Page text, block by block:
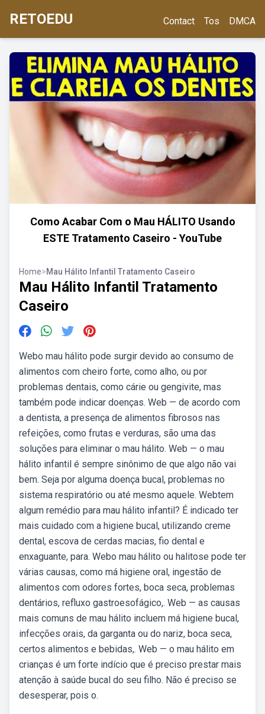
RETOEDU Contact Tos DMCA
Como Acabar Com o Mau HÁLITO Usando
ESTE Tratamento Caseiro - YouTube
Home>Mau Hálito Infantil Tratamento Caseiro
Mau Hálito Infantil Tratamento
Caseiro
Webo mau hálito pode surgir devido ao consumo de
alimentos com cheiro forte, como alho, ou por
problemas dentais, como cárie ou gengivite, mas
também pode indicar doenças. Web — de acordo com
a dentista, a presença de alimentos fibrosos nas
refeições, como frutas e verduras, são uma das
soluções para eliminar o mau hálito. Web — o mau
hálito infantil é sempre sinônimo de que algo não vai
bem. Seja por alguma doença bucal, problemas no
sistema respiratório ou até mesmo aquele. Webtem
algum remédio para mau hálito infantil? É indicado ter
mais cuidado com a higiene bucal, utilizando creme
dental, escova de cerdas macias, fio dental e
enxaguante, para. Webo mau hálito ou halitose pode ter
várias causas, como má higiene oral, ingestão de
alimentos com odores fortes, boca seca, problemas
dentários, refluxo gastroesofágico,. Web — as causas
mais comuns de mau hálito incluem má higiene bucal,
infecções orais, da garganta ou do nariz, boca seca,
certos alimentos e bebidas,. Web — o mau hálito em
crianças é um forte indício que é preciso prestar mais
atenção à saúde bucal do seu filho. Não é preciso se
desesperar, pois o.